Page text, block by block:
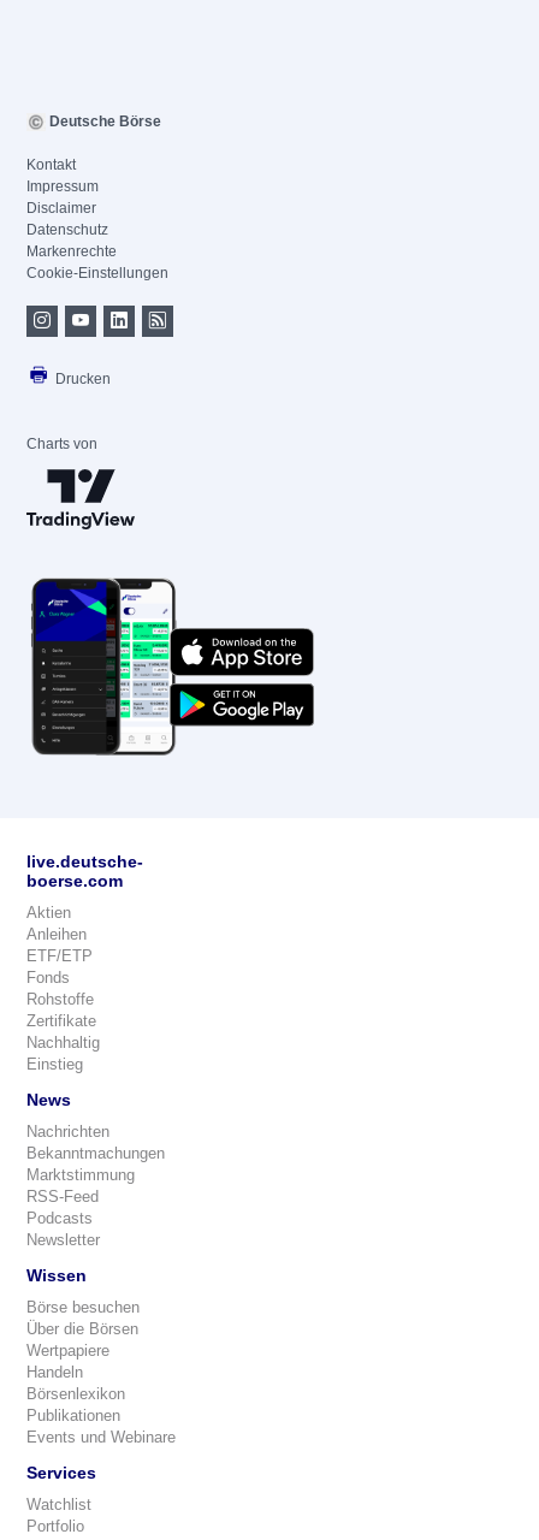
Deutsche Börse
Kontakt
Impressum
Disclaimer
Datenschutz
Markenrechte
Cookie-Einstellungen
Drucken
Charts von
live.deutsche-
boerse.com
Aktien
Anleihen
ETF/ETP
Fonds
Rohstoffe
Zertifikate
Nachhaltig
Einstieg
News
Nachrichten
Bekanntmachungen
Marktstimmung
RSS-Feed
Podcasts
Newsletter
Wissen
Börse besuchen
Über die Börsen
Wertpapiere
Handeln
Börsenlexikon
Publikationen
Events und Webinare
Services
Watchlist
Portfolio